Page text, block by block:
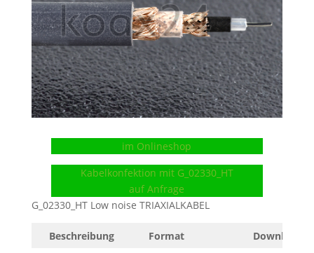
im Onlineshop
Kabelkonfektion mit G_02330_HT
auf Anfrage
G_02330_HT Low noise TRIAXIALKABEL
Beschreibung Format
Download